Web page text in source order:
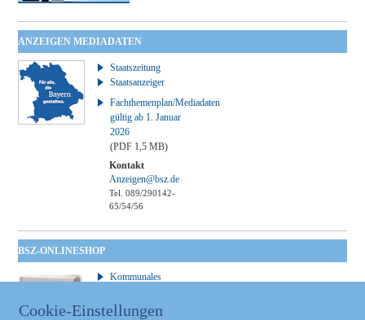
ANZEIGEN MEDIADATEN
Staatszeitung
Staatsanzeiger
Fachthemenplan/Mediadaten
gültig ab 1. Januar
2026
(PDF 1,5 MB)
Kontakt
Anzeigen@bsz.de
Tel. 089/290142-
65/54/56
BSZ-ONLINESHOP
Kommunales
GVBl | Einbanddecke
Cookie-Einstellungen